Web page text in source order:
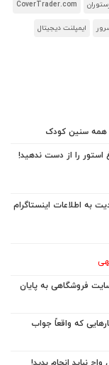
CoverTrader.com
ایمپلنت دیجیتال
همه سنین کودک
استور را از دست ندهید!
فروشگاهی به پایان
که واقعاً جواب